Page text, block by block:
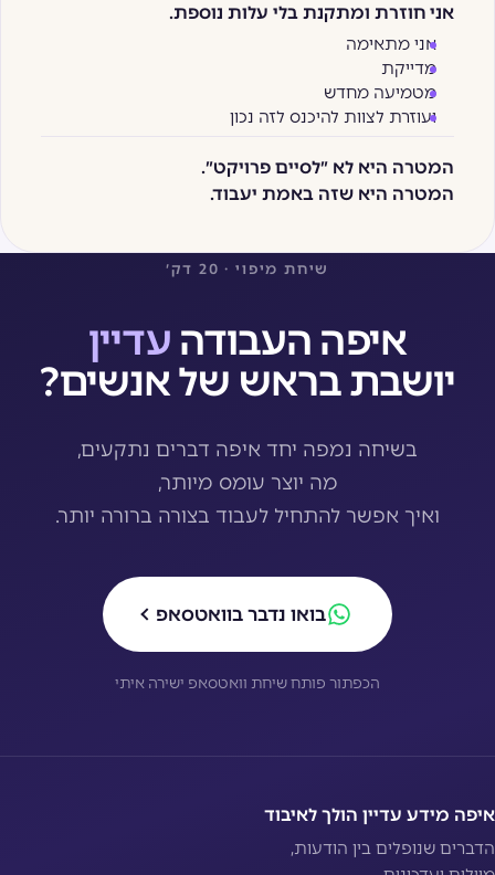
אני חוזרת ומתקנת בלי עלות נוספת.
אני מתאימה
מדייקת
מטמיעה מחדש
ועוזרת לצוות להיכנס לזה נכון
המטרה היא לא ״לסיים פרויקט״.
המטרה היא שזה באמת יעבוד.
שיחת מיפוי · 20 דק׳
איפה העבודה עדיין
יושבת בראש של אנשים?
בשיחה נמפה יחד איפה דברים נתקעים,
מה יוצר עומס מיותר,
ואיך אפשר להתחיל לעבוד בצורה ברורה יותר.
בואו נדבר בוואטסאפ
הכפתור פותח שיחת וואטסאפ ישירה איתי
איפה מידע עדיין הולך לאיבוד
הדברים שנופלים בין הודעות,